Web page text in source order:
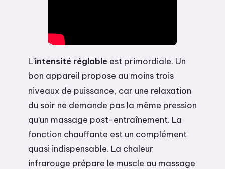
L’intensité réglable est primordiale. Un
bon appareil propose au moins trois
niveaux de puissance, car une relaxation
du soir ne demande pas la même pression
qu’un massage post-entraînement. La
fonction chauffante est un complément
quasi indispensable. La chaleur
infrarouge prépare le muscle au massage